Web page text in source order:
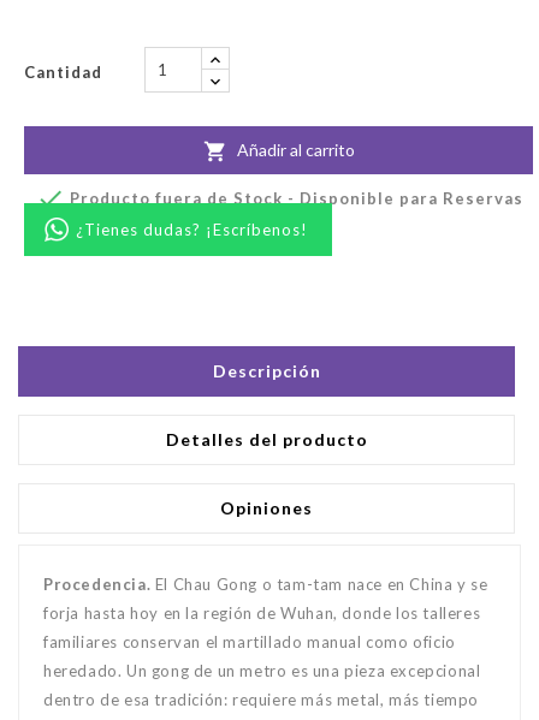
Cantidad
 Añadir al carrito
Producto fuera de Stock - Disponible para Reservas
¿Tienes dudas? ¡Escríbenos!
Descripción
Detalles del producto
Opiniones
Procedencia. El Chau Gong o tam-tam nace en China y se
forja hasta hoy en la región de Wuhan, donde los talleres
familiares conservan el martillado manual como oficio
heredado. Un gong de un metro es una pieza excepcional
dentro de esa tradición: requiere más metal, más tiempo